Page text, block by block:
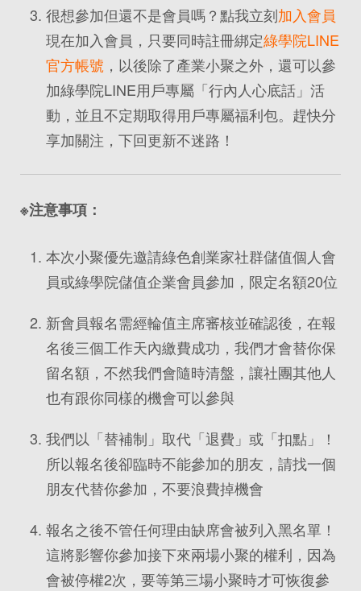
很想參加但還不是會員嗎？點我立刻加入會員
現在加入會員，只要同時註冊綁定綠學院LINE
官方帳號 ，以後除了產業小聚之外，還可以參
加綠學院LINE用戶專屬「行內人心底話」活
動，並且不定期取得用戶專屬福利包。趕快分
享加關注，下回更新不迷路！
※注意事項：
本次小聚優先邀請綠色創業家社群儲值個人會
員或綠學院儲值企業會員參加，限定名額20位
新會員報名需經輪值主席審核並確認後，在報
名後三個工作天內繳費成功，我們才會替你保
留名額，不然我們會隨時清盤，讓社團其他人
也有跟你同樣的機會可以參與
我們以「替補制」取代「退費」或「扣點」！
所以報名後卻臨時不能參加的朋友，請找一個
朋友代替你參加，不要浪費掉機會
報名之後不管任何理由缺席會被列入黑名單！
這將影響你參加接下來兩場小聚的權利，因為
會被停權2次，要等第三場小聚時才可恢復參